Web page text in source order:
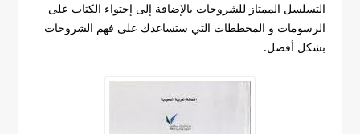
التسلسل الممتاز للشروحات بالإضافة إلى إحتواء الكتاب على
الرسومات و المخططات التي ستساعدك على فهم الشروحات
بشكل أفضل.